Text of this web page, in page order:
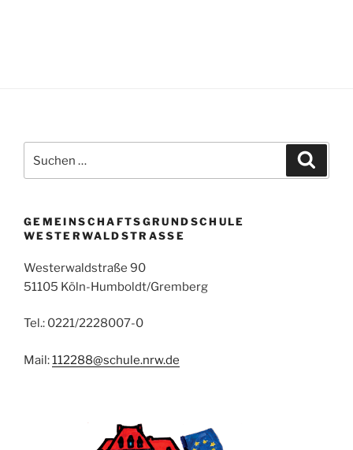
nach:
GEMEINSCHAFTSGRUNDSCHULE
WESTERWALDSTRASSE
Westerwaldstraße 90
51105 Köln-Humboldt/Gremberg
Tel.: 0221/2228007-0
Mail:112288@schule.nrw.de